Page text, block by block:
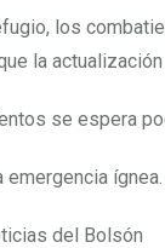
los
la
se espera
del Bolsón